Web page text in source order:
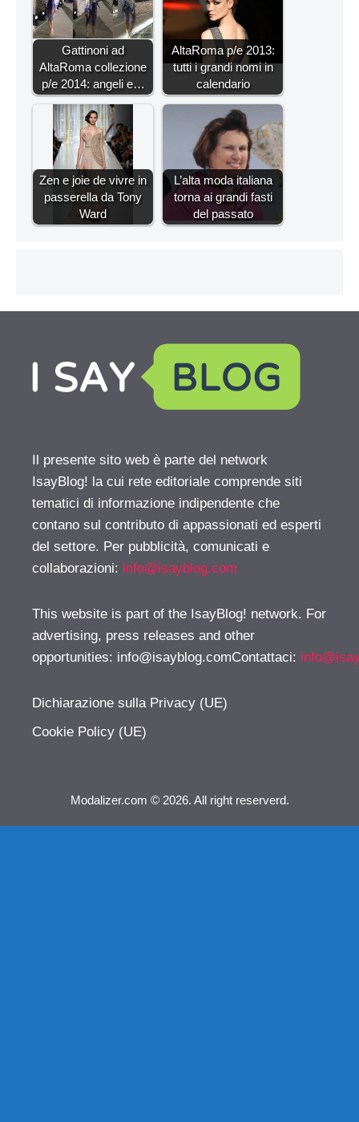
Gattinoni ad
AltaRoma collezione
p/e 2014: angeli e…
AltaRoma p/e 2013:
tutti i grandi nomi in
calendario
Zen e joie de vivre in
passerella da Tony
Ward
L’alta moda italiana
torna ai grandi fasti
del passato
Il presente sito web è parte del network
IsayBlog! la cui rete editoriale comprende siti
tematici di informazione indipendente che
contano sul contributo di appassionati ed esperti
del settore. Per pubblicità, comunicati e
collaborazioni: info@isayblog.com
This website is part of the IsayBlog! network. For
advertising, press releases and other
opportunities: info@isayblog.comContattaci:
Dichiarazione sulla Privacy (UE)
Cookie Policy (UE)
Modalizer.com © 2026. All right reserverd.